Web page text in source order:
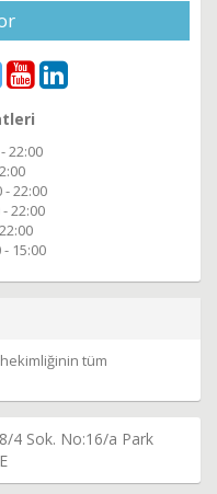
22:00
- 22:00
22:00
- 15:00
tüm
4 Sok. No:16/a Park